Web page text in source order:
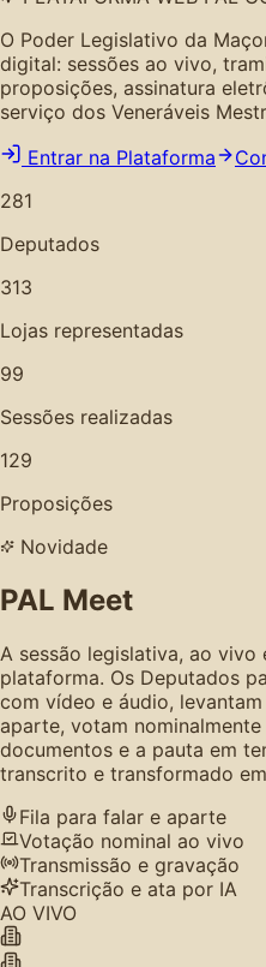
O Poder Legislativo da
digital: sessões ao vivo,
proposições, assinatura
serviço dos Veneráveis
Entrar na Plataforma
281
Deputados
313
Lojas representadas
99
Sessões realizadas
129
Proposições
Novidade
PAL Meet
A sessão legislativa, ao
plataforma. Os Deputados
com vídeo e áudio,
aparte, votam
documentos e a pauta em
transcrito e transformado
Fila para falar e aparte
Votação nominal ao vivo
Transmissão e gravação
Transcrição e ata por IA
AO VIVO